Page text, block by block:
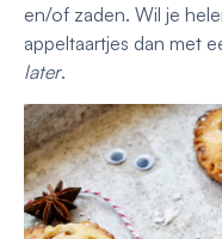
en/of zaden. Wil je
appeltaartjes dan met
later.